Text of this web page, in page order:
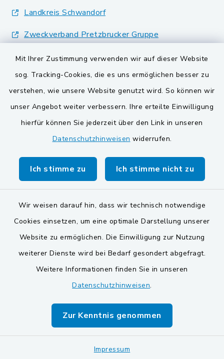
Mit Ihrer Zustimmung verwenden wir auf dieser Website
sog. Tracking-Cookies, die es uns ermöglichen besser zu
verstehen, wie unsere Website genutzt wird. So können wir
unser Angebot weiter verbessern. Ihre erteilte Einwilligung
hierfür können Sie jederzeit über den Link in unseren
Datenschutzhinweisen widerrufen.
Ich stimme zu Ich stimme nicht zu
Wir weisen darauf hin, dass wir technisch notwendige
Cookies einsetzen, um eine optimale Darstellung unserer
Website zu ermöglichen. Die Einwilligung zur Nutzung
weiterer Dienste wird bei Bedarf gesondert abgefragt.
Weitere Informationen finden Sie in unseren
Datenschutzhinweisen.
Zur Kenntnis genommen
Impressum
Landkreis Schwandorf
Zweckverband Pretzbrucker Gruppe
BayernPortal
Gemeinden der
Verwaltungsgemeinschaft
Gemeinde Schwarzach bei Nabburg
Markt Schwarzenfeld
Gemeinde Stulln
Barrierefreiheit
Impressum
Sitemap